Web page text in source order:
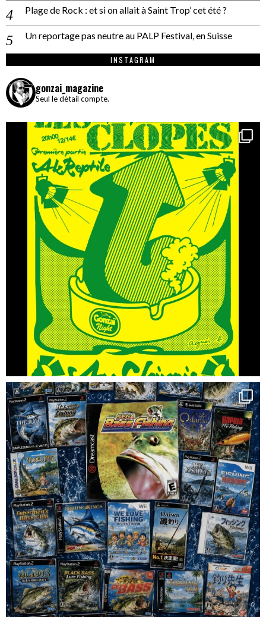
Plage de Rock : et si on allait à Saint Trop’ cet été ?
Un reportage pas neutre au PALP Festival, en Suisse
INSTAGRAM
gonzai_magazine
Seul le détail compte.